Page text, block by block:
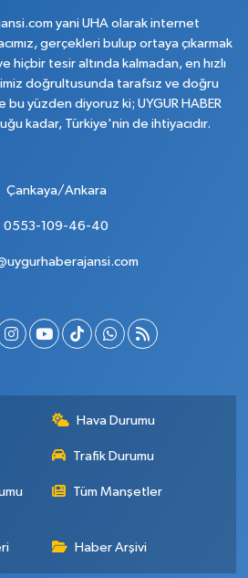
yani UHA olarak internet
gerçekleri bulup ortaya çıkarmak
hiçbir tesir altında kalmadan, en hızlı
doğrultusunda tarafsız ve doğru
bu yüzden diyoruz ki; UYGUR HABER
kadar, Türkiye'nin de ihtiyacıdır.
Çankaya/Ankara
0553-109-46-40
Hava Durumu
Trafik Durumu
Tüm Manşetler
Haber Arşivi